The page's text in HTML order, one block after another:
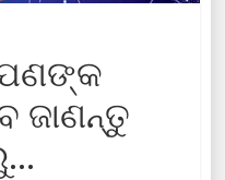
ଜାଣନ୍ତୁ